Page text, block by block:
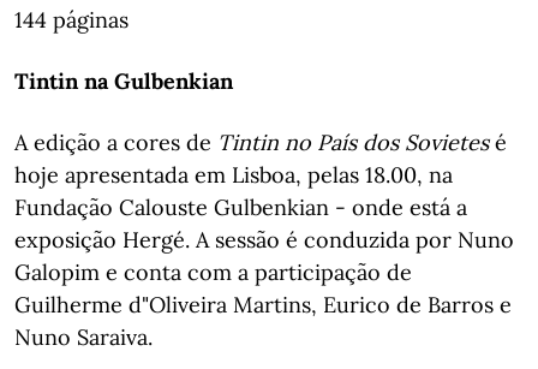
144 páginas
Tintin na Gulbenkian
A edição a cores de Tintin no País dos Sovietesé
hoje apresentada em Lisboa, pelas 18.00, na
Fundação Calouste Gulbenkian - onde está a
exposição Hergé. A sessão é conduzida por Nuno
Galopim e conta com a participação de
Guilherme d"Oliveira Martins, Eurico de Barros e
Nuno Saraiva.